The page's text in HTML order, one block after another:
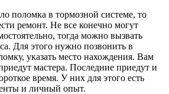
поломка в тормозной системе, то
ремонт. Не все конечно могут
тогда можно вызвать
Для этого нужно позвонить в
указать место нахождения. Вам
мастера. Последние приедут и
время. У них для этого есть
и личный опыт.